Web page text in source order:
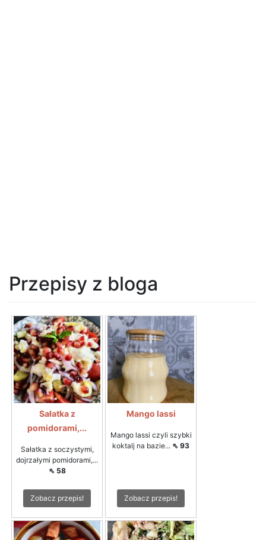
Przepisy z bloga
Sałatka z
pomidorami,...
Sałatka z soczystymi,
dojrzałymi pomidorami,...
⇖ 58
Zobacz przepis!
Mango lassi
Mango lassi czyli szybki
koktalj na bazie... ⇖ 93
Zobacz przepis!